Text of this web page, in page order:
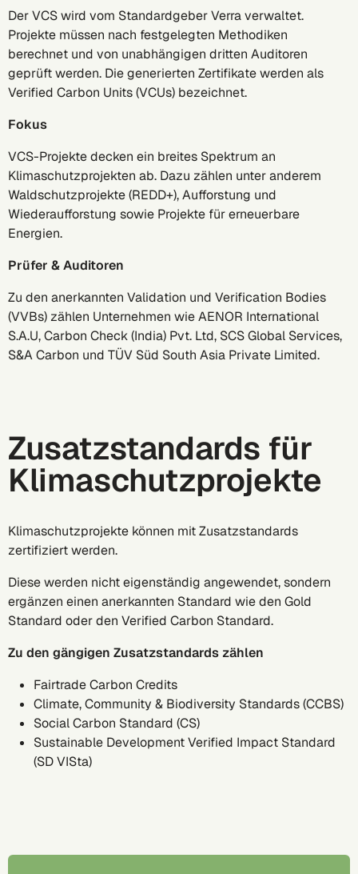
Der VCS wird vom StandardgeberVerraverwaltet.
Projekte müssen nach festgelegten Methodiken
berechnet und von unabhängigen dritten Auditoren
geprüft werden. Die generierten Zertifikate werden als
Verified Carbon Units (VCUs) bezeichnet.
Fokus
VCS-Projekte decken ein breites Spektrum an
Klimaschutzprojekten ab. Dazu zählen unter anderem
Waldschutzprojekte (REDD+), Aufforstung und
Wiederaufforstung sowie Projekte für erneuerbare
Energien.
Prüfer & Auditoren
Zu den anerkannten Validation und Verification Bodies
(VVBs) zählen Unternehmen wie AENOR International
S.A.U, Carbon Check (India) Pvt. Ltd, SCS Global Services,
S&A Carbon und TÜV Süd South Asia Private Limited.
Zusatzstandards für
Klimaschutzprojekte
Klimaschutzprojekte können mit Zusatzstandards
zertifiziert werden.
Diese werden nicht eigenständig angewendet, sondern
ergänzen einen anerkannten Standard wie den Gold
Standard oder den Verified Carbon Standard.
Zu den gängigen Zusatzstandards zählen
Fairtrade Carbon Credits
Climate, Community & Biodiversity Standards (CCBS)
Social Carbon Standard (CS)
Sustainable Development Verified Impact Standard
(SD VISta)